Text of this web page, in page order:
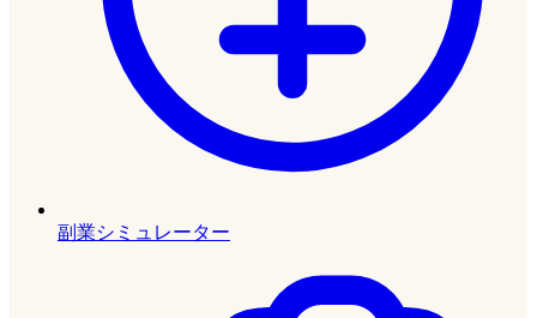
副業シミュレーター